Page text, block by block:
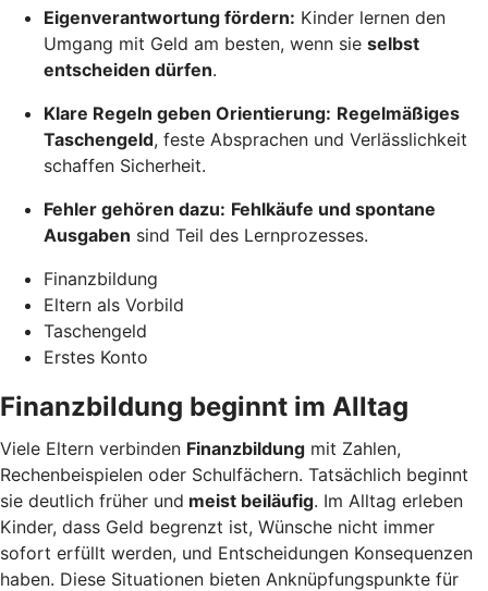
Eigenverantwortung fördern: Kinder lernen den
Umgang mit Geld am besten, wenn sie selbst
entscheiden dürfen.
Klare Regeln geben Orientierung: Regelmäßiges
Taschengeld, feste Absprachen und Verlässlichkeit
schaffen Sicherheit.
Fehler gehören dazu: Fehlkäufe und spontane
Ausgaben sind Teil des Lernprozesses.
Finanzbildung
Eltern als Vorbild
Taschengeld
Erstes Konto
Finanzbildung beginnt im Alltag
Viele Eltern verbinden Finanzbildung mit Zahlen,
Rechenbeispielen oder Schulfächern. Tatsächlich beginnt
sie deutlich früher und meist beiläufig. Im Alltag erleben
Kinder, dass Geld begrenzt ist, Wünsche nicht immer
sofort erfüllt werden, und Entscheidungen Konsequenzen
haben. Diese Situationen bieten Anknüpfungspunkte für